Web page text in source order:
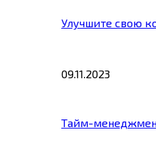
Улучшите свою
09.11.2023
Тайм-